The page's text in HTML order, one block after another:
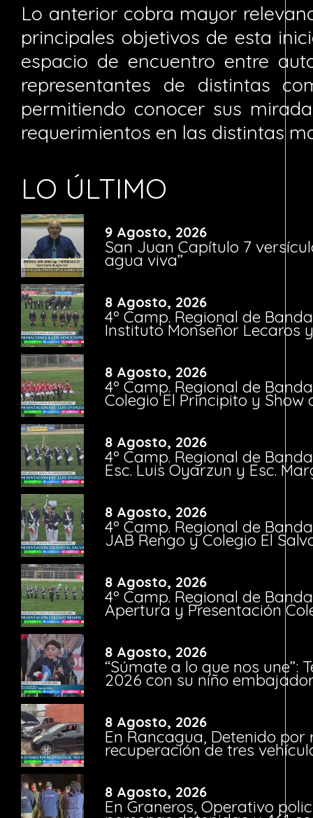
Lo anterior cobra mayor
principales objetivos de esta
espacio de encuentro entre
representantes de distintas
permitiendo conocer sus
requerimientos en las distintas
LO ÚLTIMO
9 Agosto, 2026
San Juan Capítulo 7
agua viva”
8 Agosto, 2026
4º Camp. Regional de
Instituto Monseñor Lecaros
8 Agosto, 2026
4º Camp. Regional de
Colegio El Principito y Show
8 Agosto, 2026
4º Camp. Regional de
Esc. Luis Oyarzun y Esc.
8 Agosto, 2026
4º Camp. Regional de
JAB Rengo y Colegio El
8 Agosto, 2026
4º Camp. Regional de
Apertura y Presentación
8 Agosto, 2026
“Súmate a lo que nos une”:
2026 con su niño
8 Agosto, 2026
En Rancagua, Detenido por
recuperación de tres
8 Agosto, 2026
En Graneros, Operativo